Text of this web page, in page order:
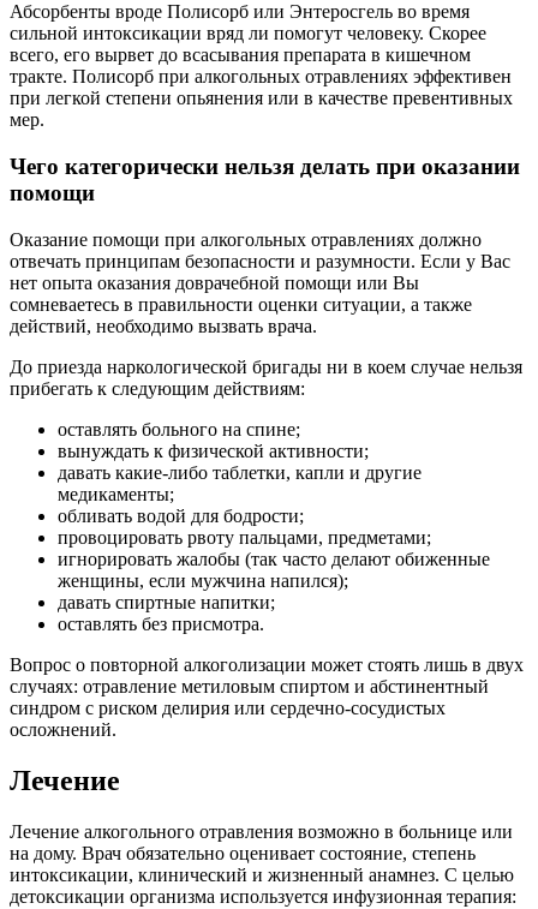
Абсорбенты вроде Полисорб или Энтеросгель во время
сильной интоксикации вряд ли помогут человеку. Скорее
всего, его вырвет до всасывания препарата в кишечном
тракте. Полисорб при алкогольных отравлениях эффективен
при легкой степени опьянения или в качестве превентивных
мер.
Чего категорически нельзя делать при оказании
помощи
Оказание помощи при алкогольных отравлениях должно
отвечать принципам безопасности и разумности. Если у Вас
нет опыта оказания доврачебной помощи или Вы
сомневаетесь в правильности оценки ситуации, а также
действий, необходимо вызвать врача.
До приезда наркологической бригады ни в коем случае нельзя
прибегать к следующим действиям:
оставлять больного на спине;
вынуждать к физической активности;
давать какие-либо таблетки, капли и другие
медикаменты;
обливать водой для бодрости;
провоцировать рвоту пальцами, предметами;
игнорировать жалобы (так часто делают обиженные
женщины, если мужчина напился);
давать спиртные напитки;
оставлять без присмотра.
Вопрос о повторной алкоголизации может стоять лишь в двух
случаях: отравление метиловым спиртом и абстинентный
синдром с риском делирия или сердечно-сосудистых
осложнений.
Лечение
Лечение алкогольного отравления возможно в больнице или
на дому. Врач обязательно оценивает состояние, степень
интоксикации, клинический и жизненный анамнез. С целью
детоксикации организма используется инфузионная терапия: